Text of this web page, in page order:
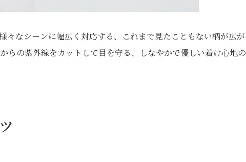
々なシーンに幅広く対応する、これまで見たこともない柄が広が
らの紫外線をカットして目を守る、しなやかで優しい着け心地の